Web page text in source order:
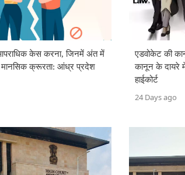
केस करना, जिनमें अंत में
मानसिक क्रूरता: आंध्र प्रदेश
एडवोकेट की
कानून के दायरे
हाईकोर्ट
24 Days ago